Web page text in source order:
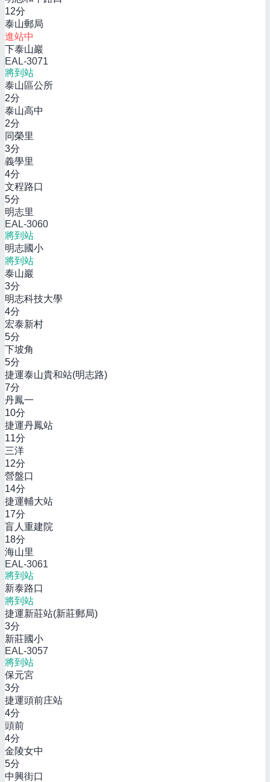
12分
泰山郵局
進站中
下泰山巖
EAL-3071
將到站
泰山區公所
2分
泰山高中
2分
同榮里
3分
義學里
4分
文程路口
5分
明志里
EAL-3060
將到站
明志國小
將到站
泰山巖
3分
明志科技大學
4分
宏泰新村
5分
下坡角
5分
捷運泰山貴和站(明志路)
7分
丹鳳一
10分
捷運丹鳳站
11分
三洋
12分
營盤口
14分
捷運輔大站
17分
盲人重建院
18分
海山里
EAL-3061
將到站
新泰路口
將到站
捷運新莊站(新莊郵局)
3分
新莊國小
EAL-3057
將到站
保元宮
3分
捷運頭前庄站
4分
頭前
4分
金陵女中
5分
中興街口